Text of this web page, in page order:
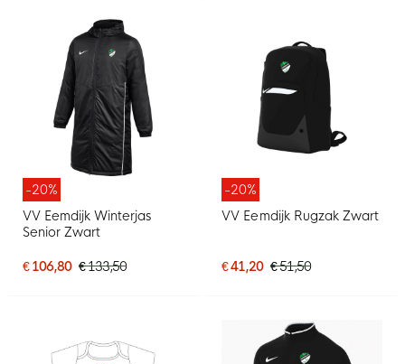
-20%
VV Eemdijk Winterjas
Senior Zwart
€ 106,80 € 133,50
-20%
VV Eemdijk Rugzak Zwart
€ 41,20 € 51,50